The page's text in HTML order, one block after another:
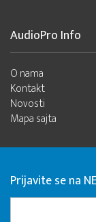
AudioPro Info
O nama
Kontakt
Novosti
Mapa sajta
Prijavite se na